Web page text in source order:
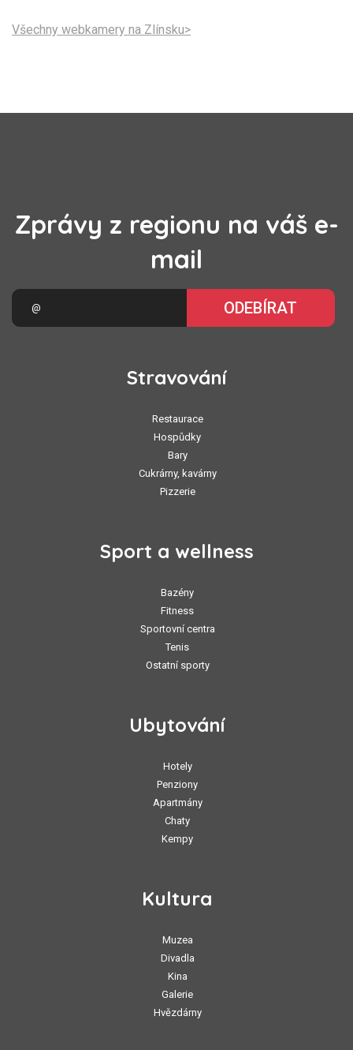
Všechny webkamery na Zlínsku>
Zprávy z regionu na váš e-
mail
ODEBÍRAT
Stravování
Restaurace
Hospůdky
Bary
Cukrárny, kavárny
Pizzerie
Sport a wellness
Bazény
Fitness
Sportovní centra
Tenis
Ostatní sporty
Ubytování
Hotely
Penziony
Apartmány
Chaty
Kempy
Kultura
Muzea
Divadla
Kina
Galerie
Hvězdárny